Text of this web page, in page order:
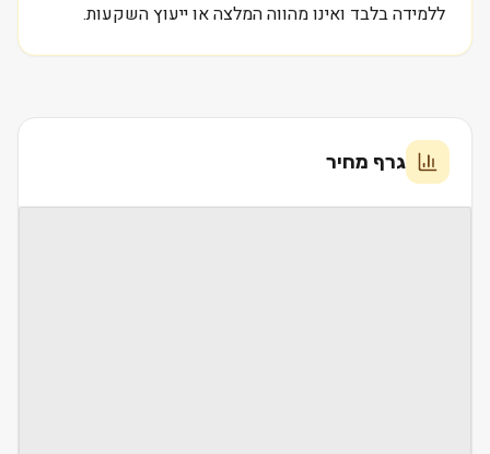
ללמידה בלבד ואינו מהווה המלצה או ייעוץ השקעות.
גרף מחיר